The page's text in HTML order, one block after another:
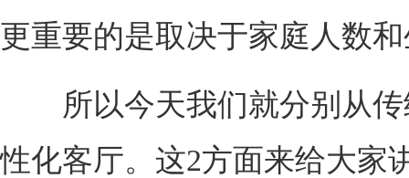
更重要的是取决于家庭人数
所以今天我们就分别从传
性化客厅。这2方面来给大家